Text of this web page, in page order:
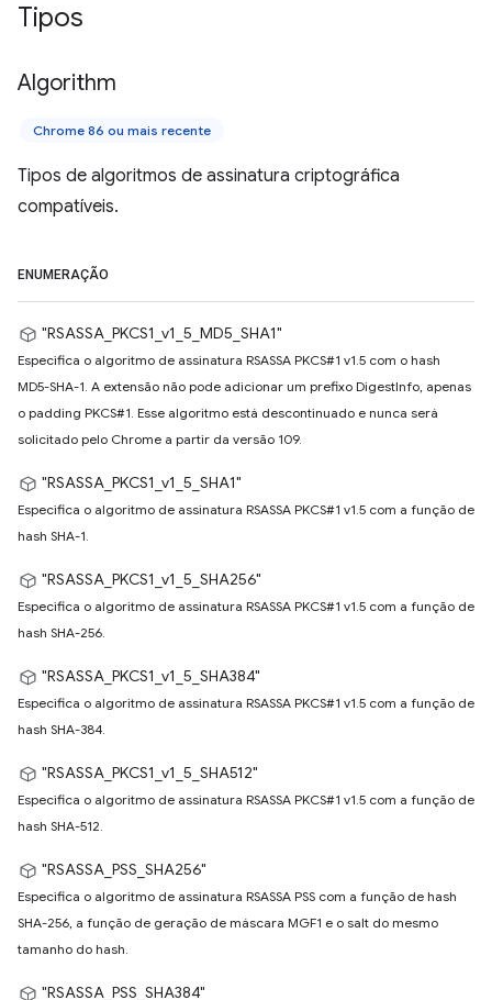
Tipos
Algorithm
Chrome 86 ou mais recente
Tipos de algoritmos de assinatura criptográfica
compatíveis.
ENUMERAÇÃO
"RSASSA_PKCS1_v1_5_MD5_SHA1"
Especifica o algoritmo de assinatura RSASSA PKCS#1 v1.5 com o hash
MD5-SHA-1. A extensão não pode adicionar um prefixo DigestInfo, apenas
o padding PKCS#1. Esse algoritmo está descontinuado e nunca será
solicitado pelo Chrome a partir da versão 109.
"RSASSA_PKCS1_v1_5_SHA1"
Especifica o algoritmo de assinatura RSASSA PKCS#1 v1.5 com a função de
hash SHA-1.
"RSASSA_PKCS1_v1_5_SHA256"
Especifica o algoritmo de assinatura RSASSA PKCS#1 v1.5 com a função de
hash SHA-256.
"RSASSA_PKCS1_v1_5_SHA384"
Especifica o algoritmo de assinatura RSASSA PKCS#1 v1.5 com a função de
hash SHA-384.
"RSASSA_PKCS1_v1_5_SHA512"
Especifica o algoritmo de assinatura RSASSA PKCS#1 v1.5 com a função de
hash SHA-512.
"RSASSA_PSS_SHA256"
Especifica o algoritmo de assinatura RSASSA PSS com a função de hash
SHA-256, a função de geração de máscara MGF1 e o salt do mesmo
tamanho do hash.
"RSASSA_PSS_SHA384"